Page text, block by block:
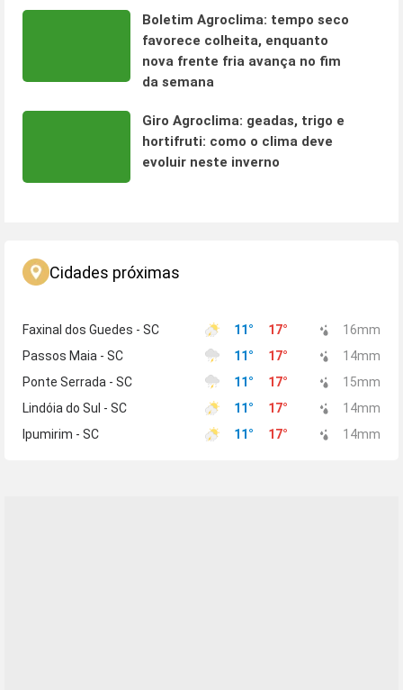
Boletim Agroclima: tempo seco
favorece colheita, enquanto
nova frente fria avança no fim
da semana
Giro Agroclima: geadas, trigo e
hortifruti: como o clima deve
evoluir neste inverno
Cidades próximas
Faxinal dos Guedes - SC 11° 17° 16mm
Passos Maia - SC
11° 17° 14mm
Ponte Serrada - SC
11° 17° 15mm
Lindóia do Sul - SC
11° 17° 14mm
Ipumirim - SC
11° 17° 14mm